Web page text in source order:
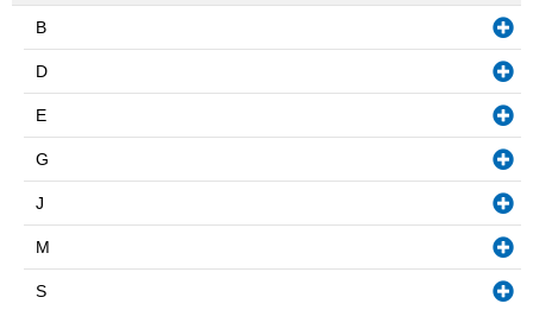
B
D
E
G
J
M
S